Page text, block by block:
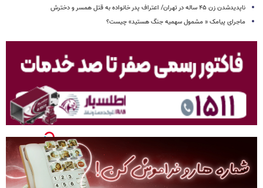
ناپدیدشدن زن ۴۵ ساله در تهران/ اعتراف پدر خانواده به قتل همسر و دخترش
ماجرای پیامک « مشمول سهمیه جنگ هستید» چیست؟